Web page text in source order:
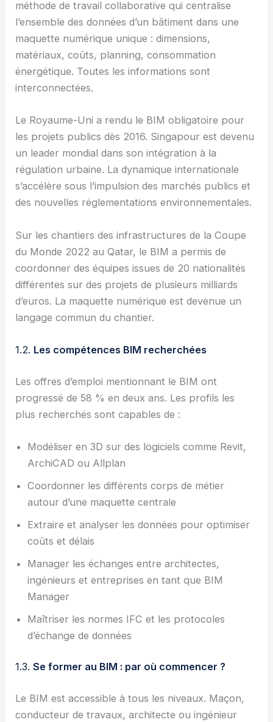
méthode de travail collaborative qui centralise
l’ensemble des données d’un bâtiment dans une
maquette numérique unique : dimensions,
matériaux, coûts, planning, consommation
énergétique. Toutes les informations sont
interconnectées.
Le Royaume-Uni a rendu le BIM obligatoire pour
les projets publics dès 2016. Singapour est devenu
un leader mondial dans son intégration à la
régulation urbaine. La dynamique internationale
s’accélère sous l’impulsion des marchés publics et
des nouvelles réglementations environnementales.
Sur les chantiers des infrastructures de la Coupe
du Monde 2022 au Qatar, le BIM a permis de
coordonner des équipes issues de 20 nationalités
différentes sur des projets de plusieurs milliards
d’euros. La maquette numérique est devenue un
langage commun du chantier.
1.2. Les compétences BIM recherchées
Les offres d’emploi mentionnant le BIM ont
progressé de 58 % en deux ans. Les profils les
plus recherchés sont capables de :
Modéliser en 3D sur des logiciels comme Revit,
ArchiCAD ou Allplan
Coordonner les différents corps de métier
autour d’une maquette centrale
Extraire et analyser les données pour optimiser
coûts et délais
Manager les échanges entre architectes,
ingénieurs et entreprises en tant que BIM
Manager
Maîtriser les normes IFC et les protocoles
d’échange de données
1.3.Se former au BIM : par où commencer ?
Le BIM est accessible à tous les niveaux. Maçon,
conducteur de travaux, architecte ou ingénieur